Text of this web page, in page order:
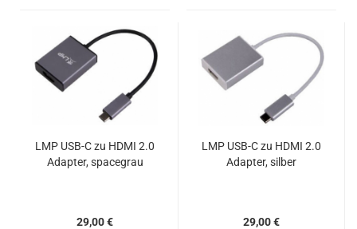
LMP USB-C zu HDMI 2.0
Adapter, spacegrau
29,00 €
LMP USB-C zu HDMI 2.0
Adapter, silber
29,00 €